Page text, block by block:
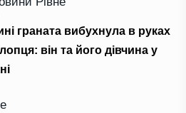
граната вибухнула в руках
він та його дівчина у